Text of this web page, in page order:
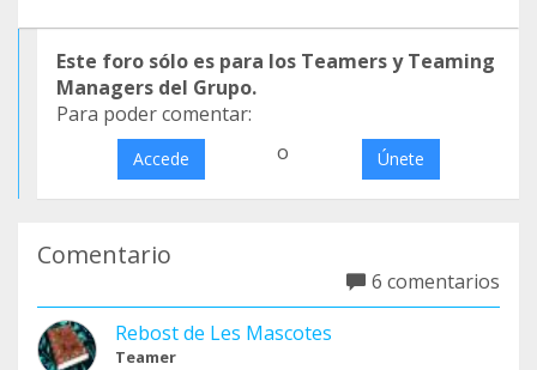
Este foro sólo es para los Teamers y Teaming
Managers del Grupo.
Para poder comentar:
Accede o Únete
Comentario
6 comentarios
Rebost de Les Mascotes
Teamer